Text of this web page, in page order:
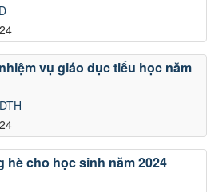
vụ giáo dục tiểu học năm
cho học sinh năm 2024